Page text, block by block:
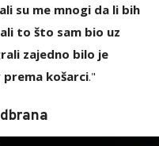
su me mnogi da li bih
to što sam bio uz
zajedno bilo je
prema košarci."